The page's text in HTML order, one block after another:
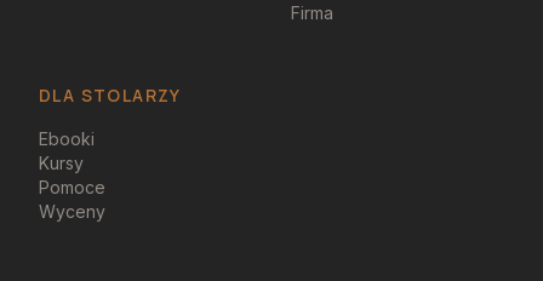
Firma
DLA STOLARZY
Ebooki
Kursy
Pomoce
Wyceny